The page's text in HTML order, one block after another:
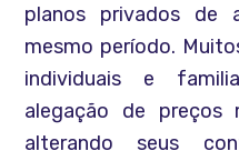
planos privados de
mesmo período.
individuais e
alegação de preços
alterando seus